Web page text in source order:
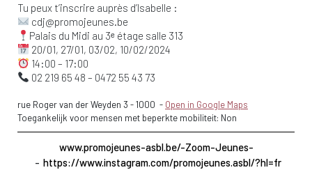
Tu peux t’inscrire auprès d’Isabelle :
cdj@promojeunes.be
Palais du Midi au 3ᵉ étage salle 313
20/01, 27/01, 03/02, 10/02/2024
14:00 – 17:00
02 219 65 48 – 0472 55 43 73
rue Roger van der Weyden 3 -1000 - Open in Google Maps
Toegankelijk voor mensen met beperkte mobiliteit: Non
www.promojeunes-asbl.be/-Zoom-Jeunes-
https://www.instagram.com/promojeunes.asbl/?hl=fr